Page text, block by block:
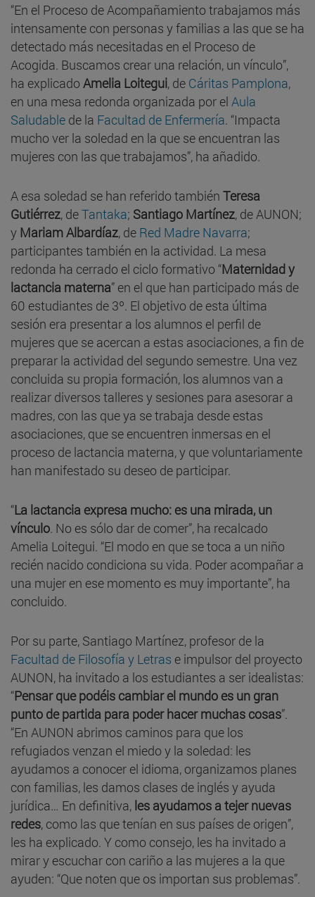
“En el Proceso de Acompañamiento trabajamos más
intensamente con personas y familias a las que se ha
detectado más necesitadas en el Proceso de
Acogida. Buscamos crear una relación, un vínculo”,
ha explicado Amelia Loitegui, de Cáritas Pamplona,
en una mesa redonda organizada por el Aula
Saludable de la Facultad de Enfermería. “Impacta
mucho ver la soledad en la que se encuentran las
mujeres con las que trabajamos”, ha añadido.
A esa soledad se han referido también Teresa
Gutiérrez, deTantaka; Santiago Martínez, de AUNON;
y Mariam Albardíaz, de Red Madre Navarra;
participantes también en la actividad. La mesa
redonda ha cerrado el ciclo formativo “Maternidad y
lactancia materna” en el que han participado más de
60 estudiantes de 3º. El objetivo de esta última
sesión era presentar a los alumnos el perfil de
mujeres que se acercan a estas asociaciones, a fin de
preparar la actividad del segundo semestre. Una vez
concluida su propia formación, los alumnos van a
realizar diversos talleres y sesiones para asesorar a
madres, con las que ya se trabaja desde estas
asociaciones, que se encuentren inmersas en el
proceso de lactancia materna, y que voluntariamente
han manifestado su deseo de participar.
“La lactancia expresa mucho: es una mirada, un
vínculo. No es sólo dar de comer”, ha recalcado
Amelia Loitegui. “El modo en que se toca a un niño
recién nacido condiciona su vida. Poder acompañar a
una mujer en ese momento es muy importante”, ha
concluido.
Por su parte, Santiago Martínez, profesor de la
Facultad de Filosofía y Letras e impulsor del proyecto
AUNON, ha invitado a los estudiantes a ser idealistas:
“Pensar que podéis cambiar el mundo es un gran
punto de partida para poder hacer muchas cosas”.
“En AUNON abrimos caminos para que los
refugiados venzan el miedo y la soledad: les
ayudamos a conocer el idioma, organizamos planes
con familias, les damos clases de inglés y ayuda
jurídica… En definitiva, les ayudamos a tejer nuevas
redes, como las que tenían en sus países de origen”,
les ha explicado. Y como consejo, les ha invitado a
mirar y escuchar con cariño a las mujeres a la que
ayuden: “Que noten que os importan sus problemas”.